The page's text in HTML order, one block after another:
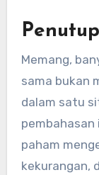
Penutup
Memang,
sama bukan
dalam satu
pembahasan
paham
kekurangan,